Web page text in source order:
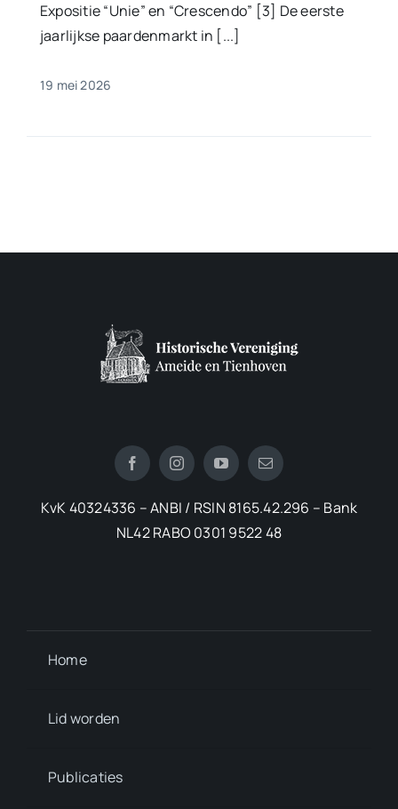
Expositie “Unie” en “Crescendo” [3] De eerste
jaarlijkse paardenmarkt in [...]
19 mei 2026
KvK 40324336 – ANBI / RSIN 8165.42.296 – Bank
NL42 RABO 0301 9522 48
Home
Lid worden
Publicaties